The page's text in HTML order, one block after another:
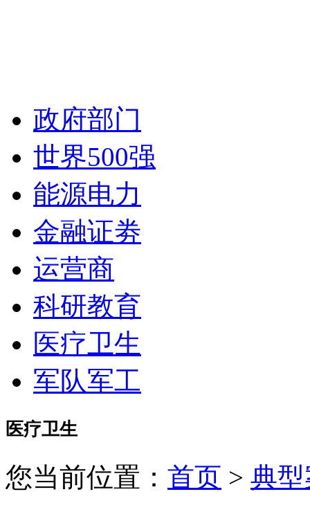
政府部门
世界500强
能源电力
金融证劵
运营商
科研教育
医疗卫生
军队军工
医疗卫生
您当前位置： 首页 > 典